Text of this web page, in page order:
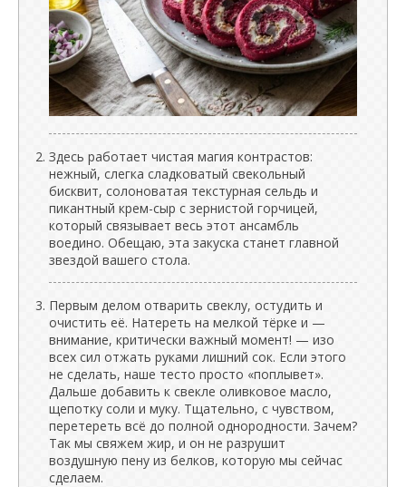
Здесь работает чистая магия контрастов:
нежный, слегка сладковатый свекольный
бисквит, солоноватая текстурная сельдь и
пикантный крем-сыр с зернистой горчицей,
который связывает весь этот ансамбль
воедино. Обещаю, эта закуска станет главной
звездой вашего стола.
Первым делом отварить свеклу, остудить и
очистить её. Натереть на мелкой тёрке и —
внимание, критически важный момент! — изо
всех сил отжать руками лишний сок. Если этого
не сделать, наше тесто просто «поплывет».
Дальше добавить к свекле оливковое масло,
щепотку соли и муку. Тщательно, с чувством,
перетереть всё до полной однородности. Зачем?
Так мы свяжем жир, и он не разрушит
воздушную пену из белков, которую мы сейчас
сделаем.